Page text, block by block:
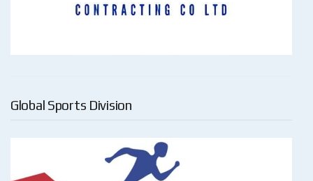
Global Sports Division